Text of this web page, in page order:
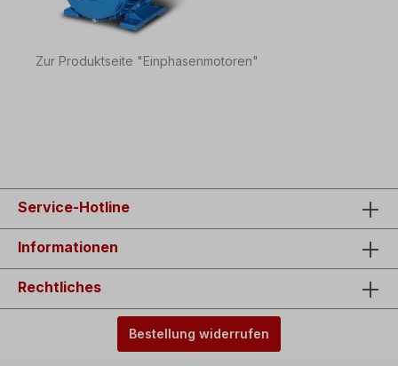
Zur Produktseite "Einphasenmotoren"
Service-Hotline
Informationen
Rechtliches
Bestellung widerrufen